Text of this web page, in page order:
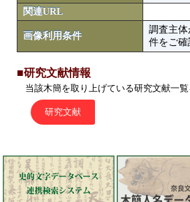
関連URL
画像利用条件
調査主
件をご確
■研究文献情報
当該木簡を取り上げている研究文献一覧
研究文献